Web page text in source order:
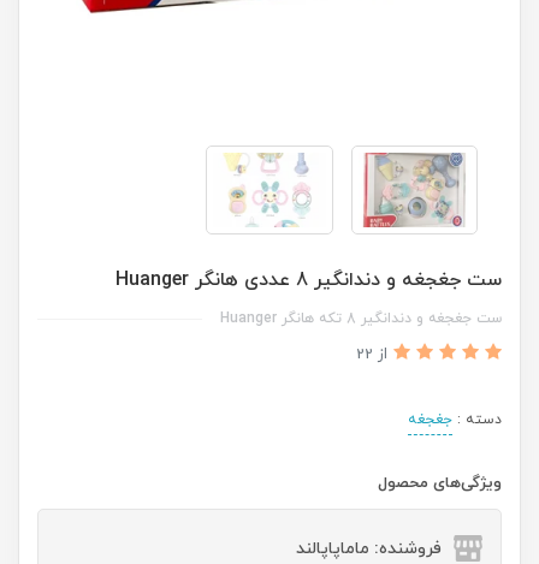
ست جغجغه و دندانگیر 8 عددی هانگر Huanger
ست جغجغه و دندانگیر 8 تکه هانگر Huanger
از 22
دسته : جغجغه
ویژگی‌های محصول
فروشنده: ماماپاپالند